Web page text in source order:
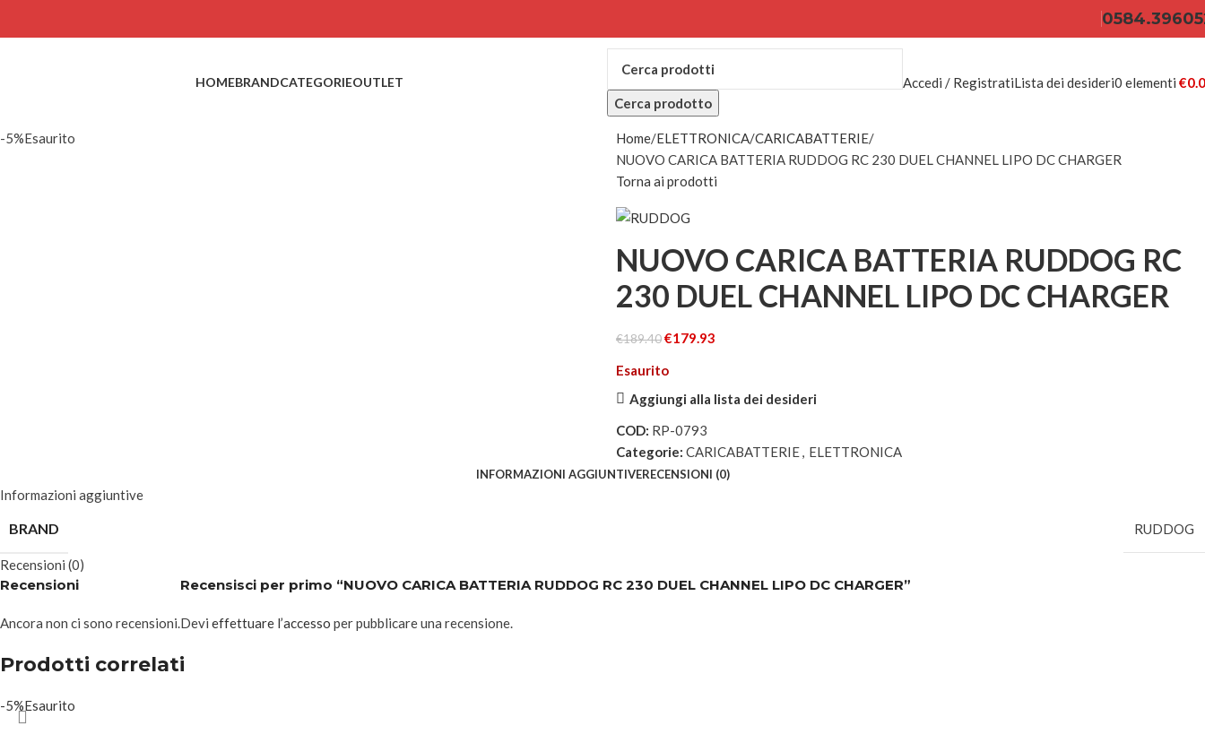
HOMEBRANDCATEGORIEOUTLET
Cerca prodotto
Accedi / RegistratiLista dei desideri0 elementi €
-5%Esaurito Home ELETTRONICA CARICABATTERIE
NUOVO CARICA BATTERIA RUDDOG RC 230 DUEL CHANNEL LIPO DC CHARGER
Torna ai prodotti
NUOVO CARICA BATTERIA RUDDOG RC
230 DUEL CHANNEL LIPO DC CHARGER
€189.40€179.93
Esaurito
Aggiungi alla lista dei desideri
COD: RP-0793
Categorie: CARICABATTERIE, ELETTRONICA
INFORMAZIONI AGGIUNTIVERECENSIONI (0)
Informazioni aggiuntive
BRAND RUDDOG
Recensioni (0)
Recensioni
Ancora non ci sono recensioni.
Recensisci per primo “NUOVO CARICA BATTERIA RUDDOG RC 230 DUEL CHANNEL LIPO DC CHARGER”
Devi effettuare l’accesso per pubblicare una recensione.
Prodotti correlati
-5%Esaurito